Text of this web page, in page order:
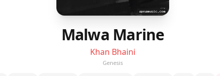
Malwa Marine
Khan Bhaini
Genesis